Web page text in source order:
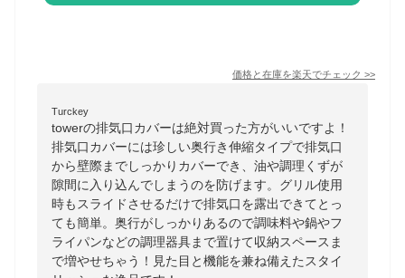
価格と在庫を楽天でチェック >>
Turckey
towerの排気口カバーは絶対買った方がいいですよ！
排気口カバーには珍しい奥行き伸縮タイプで排気口
から壁際までしっかりカバーでき、油や調理くずが
隙間に入り込んでしまうのを防げます。グリル使用
時もスライドさせるだけで排気口を露出できてとっ
ても簡単。奥行がしっかりあるので調味料や鍋やフ
ライパンなどの調理器具まで置けて収納スペースま
で増やせちゃう！見た目と機能を兼ね備えたスタイ